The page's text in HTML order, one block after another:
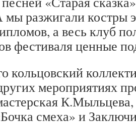
мы разжигали костры
а весь клуб
фестиваля ценные
кольцовский
мероприятиях
смеха» и